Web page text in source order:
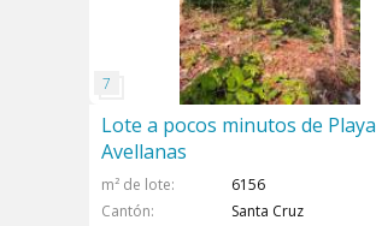
Lote a pocos minutos de Playa
Avellanas
m² de lote
6156
Cantón
Santa Cruz